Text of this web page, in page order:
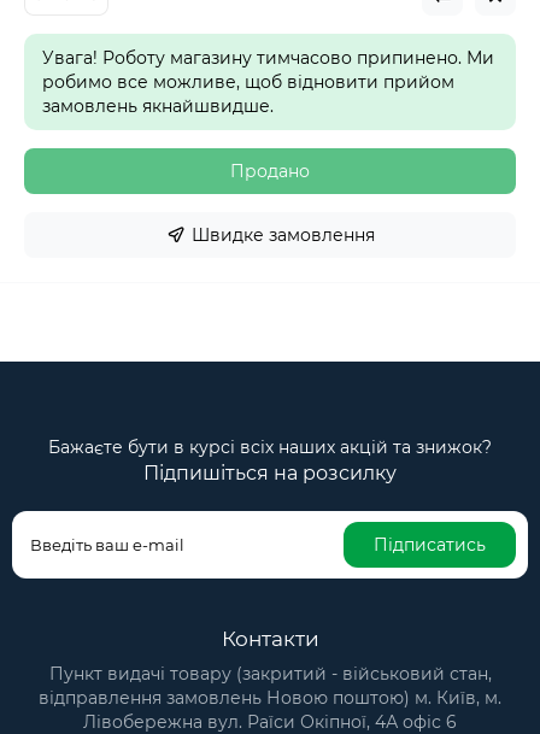
Увага! Роботу магазину тимчасово припинено. Ми
робимо все можливе, щоб відновити прийом
замовлень якнайшвидше.
Продано
Швидке замовлення
Бажаєте бути в курсі всіх наших акцій та знижок?
Підпишіться на розсилку
Підписатись
Контакти
Пункт видачі товару (закритий - військовий стан,
відправлення замовлень Новою поштою) м. Київ, м.
Лівобережна вул. Раїси Окіпної, 4А офіс 6